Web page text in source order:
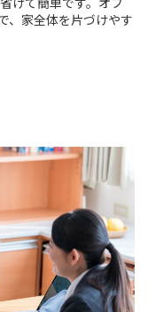
、家全体を片づけやす